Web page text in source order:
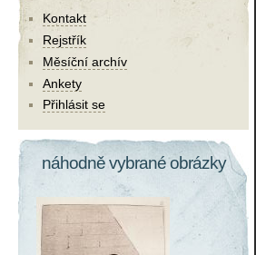
Kontakt
Rejstřík
Měsíční archív
Ankety
Přihlásit se
náhodně vybrané obrázky